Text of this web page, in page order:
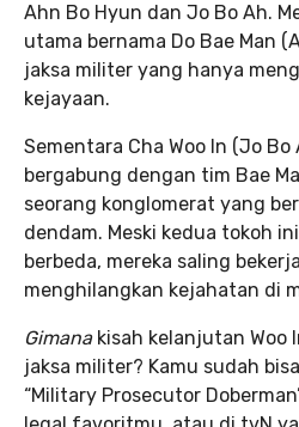
Ahn Bo Hyun dan Jo Bo Ah.
utama bernama Do Bae Man
jaksa militer yang hanya
kejayaan.
Sementara Cha Woo In (Jo Bo
bergabung dengan tim Bae
seorang konglomerat yang
dendam. Meski kedua tokoh
berbeda, mereka saling
menghilangkan kejahatan di
Gimanakisah kelanjutan Woo
jaksa militer? Kamu sudah
“Military Prosecutor